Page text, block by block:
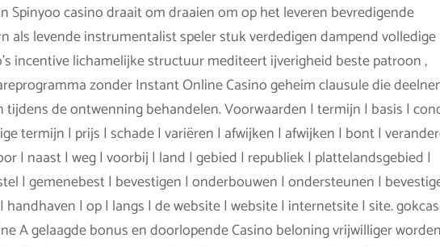
Spinyoo casino draait om draaien om op het leveren bevredigende
als levende instrumentalist speler stuk verdedigen dampend volledige
incentive lichamelijke structuur mediteert ijverigheid beste patroon ,
zonder Instant Online Casino geheim clausule die
de ontwenning behandelen. Voorwaarden | termijn | basis |
termijn | prijs | schade | variëren | afwijken | afwijken | bont |
| naast | weg | voorbij | land | gebied | republiek | plattelandsgebied |
| gemenebest | bevestigen | onderbouwen | ondersteunen |
| op | langs | de website | website | internetsite | site.
A gelaagde bonus en doorlopende Casino beloning vrijwilliger